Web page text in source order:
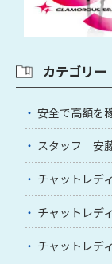
カテゴリー
安全で高額を
スタッフ 安
チャットレ
チャットレデ
チャットレデ